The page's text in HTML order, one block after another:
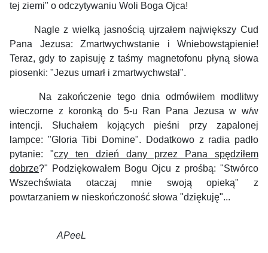
tej ziemi" o odczytywaniu Woli Boga Ojca!
Nagle z wielką jasnością ujrzałem największy Cud
Pana Jezusa: Zmartwychwstanie i Wniebowstąpienie!
Teraz, gdy to zapisuję z taśmy magnetofonu płyną słowa
piosenki: "Jezus umarł i zmartwychwstał".
Na zakończenie tego dnia odmówiłem modlitwy
wieczorne z koronką do 5-u Ran Pana Jezusa w w/w
intencji. Słuchałem kojących pieśni przy zapalonej
lampce: "Gloria Tibi Domine". Dodatkowo z radia padło
pytanie: "czy ten dzień dany przez Pana spędziłem
dobrze?" Podziękowałem Bogu Ojcu z prośbą: "Stwórco
Wszechświata otaczaj mnie swoją opieką" z
powtarzaniem w nieskończoność słowa "dziękuję"...
APeeL